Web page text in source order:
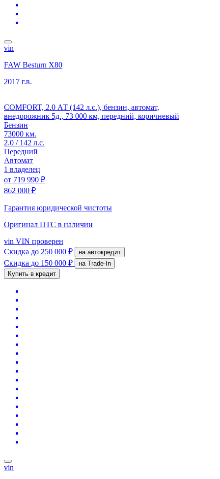
vin
FAW Besturn X80
2017 г.в.
COMFORT, 2.0 АТ (142 л.с.), бензин, автомат,
внедорожник 5д., 73 000 км, передний, коричневый
Бензин
73000 км.
2.0 / 142 л.с.
Передний
Автомат
1 владелец
от 719 990 ₽
862 000 ₽
Гарантия юридической чистоты
Оригинал ПТС в наличии
vin VIN проверен
Скидка до 250 000 ₽ на автокредит
Скидка до 150 000 ₽
на Trade-In
Купить в кредит
vin